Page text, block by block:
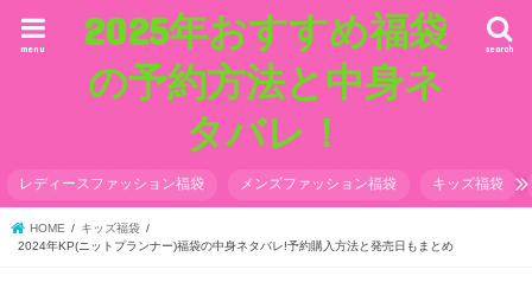
2025年おすすめ福袋
の予約方法と中身ネ
タバレ！
search
menu
レディースファッション福袋 メンズファッション福袋 キッズ福袋
HOME
キッズ福袋
2024年KP(ニットプランナー)福袋の中身ネタバレ!予約購入方法と発売日もまとめ